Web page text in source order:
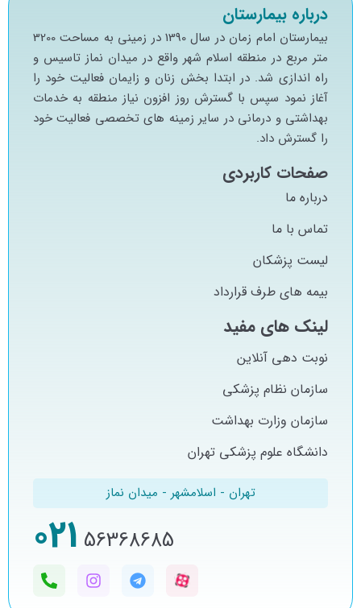
درباره بیمارستان
بيمارستان امام زمان در سال 1390 در زميني به مساحت 3200
متر مربع در منطقه اسلام شهر واقع در ميدان نماز تاسيس و
راه اندازي شد. در ابتدا بخش زنان و زايمان فعاليت خود را
آغاز نمود سپس با گسترش روز افزون نياز منطقه به خدمات
بهداشتي و درماني در ساير زمينه هاي تخصصي فعاليت خود
را گسترش داد.
صفحات کاربردی
درباره ما
تماس با ما
لیست پزشکان
بیمه های طرف قرارداد
لینک های مفید
نوبت دهی آنلاین
سازمان نظام پزشکی
سازمان وزارت بهداشت
دانشگاه علوم پزشکی تهران
تهران - اسلامشهر - میدان نماز
56368685
021